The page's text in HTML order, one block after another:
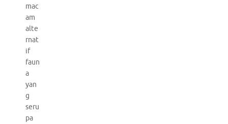
mac
am
alte
rnat
if
faun
a
yan
g
seru
pa